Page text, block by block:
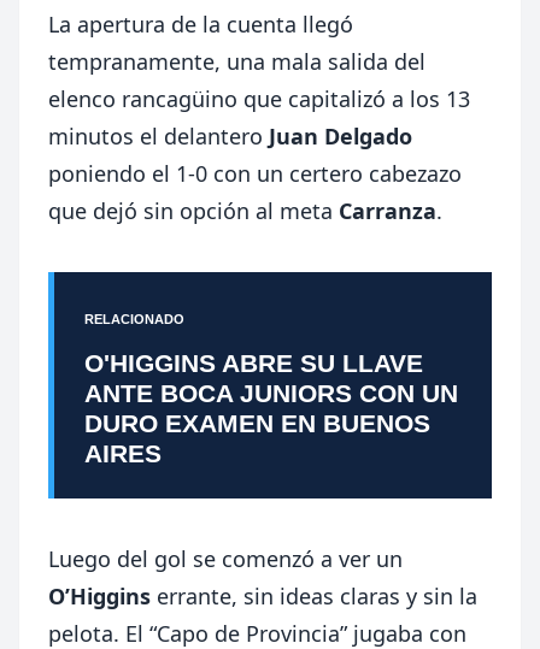
La apertura de la cuenta llegó
tempranamente, una mala salida del
elenco rancagüino que capitalizó a los 13
minutos el delantero Juan Delgado
poniendo el 1-0 con un certero cabezazo
que dejó sin opción al meta Carranza.
RELACIONADO
O'HIGGINS ABRE SU LLAVE
ANTE BOCA JUNIORS CON UN
DURO EXAMEN EN BUENOS
AIRES
Luego del gol se comenzó a ver un
O’Higgins errante, sin ideas claras y sin la
pelota. El “Capo de Provincia” jugaba con